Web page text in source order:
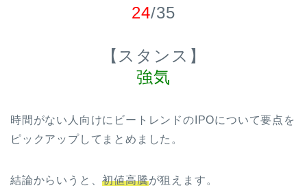
24/35
【スタンス】
強気
時間がない人向けにビートレンドのIPOについて要点を
ピックアップしてまとめました。
結論からいうと、初値高騰が狙えます。